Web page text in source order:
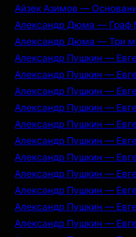
Айзек Азимов —
Александр Дюма — Граф
Александр Дюма — Три
Александр Пушкин —
Александр Пушкин —
Александр Пушкин —
Александр Пушкин —
Александр Пушкин —
Александр Пушкин —
Александр Пушкин —
Александр Пушкин —
Александр Пушкин —
Александр Пушкин —
Александр Пушкин —